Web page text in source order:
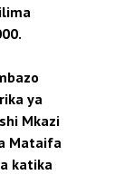
ya
Mkazi
Mataifa
katika